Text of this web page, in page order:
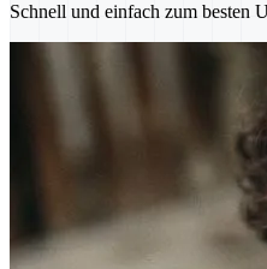
Schnell und einfach zum besten